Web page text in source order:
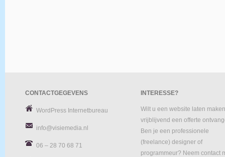
CONTACTGEGEVENS
WordPress Internetbureau
info@visiemedia.nl
06 – 28 70 68 71
INTERESSE?
Wilt u een website laten
vrijblijvend een offerte
Ben je een professionele
(freelance) designer of
programmeur? Neem contact